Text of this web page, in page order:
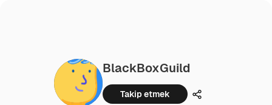
BlackBoxGuild
Takip etmek Paylaşmak